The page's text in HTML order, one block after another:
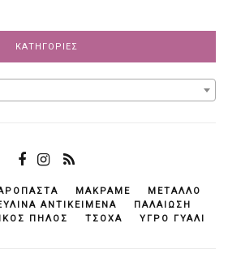
ΚΑΤΗΓΟΡΊΕΣ
ΜΑΚΡΑΜΈ
ΜΈΤΑΛΛΟ
ΑΝΤΙΚΕΊΜΕΝΆ
ΠΑΛΑΊΩΣΗ
ΠΗΛΌΣ ΤΣΌΧΑ ΥΓΡΌ ΓΥΑΛΊ